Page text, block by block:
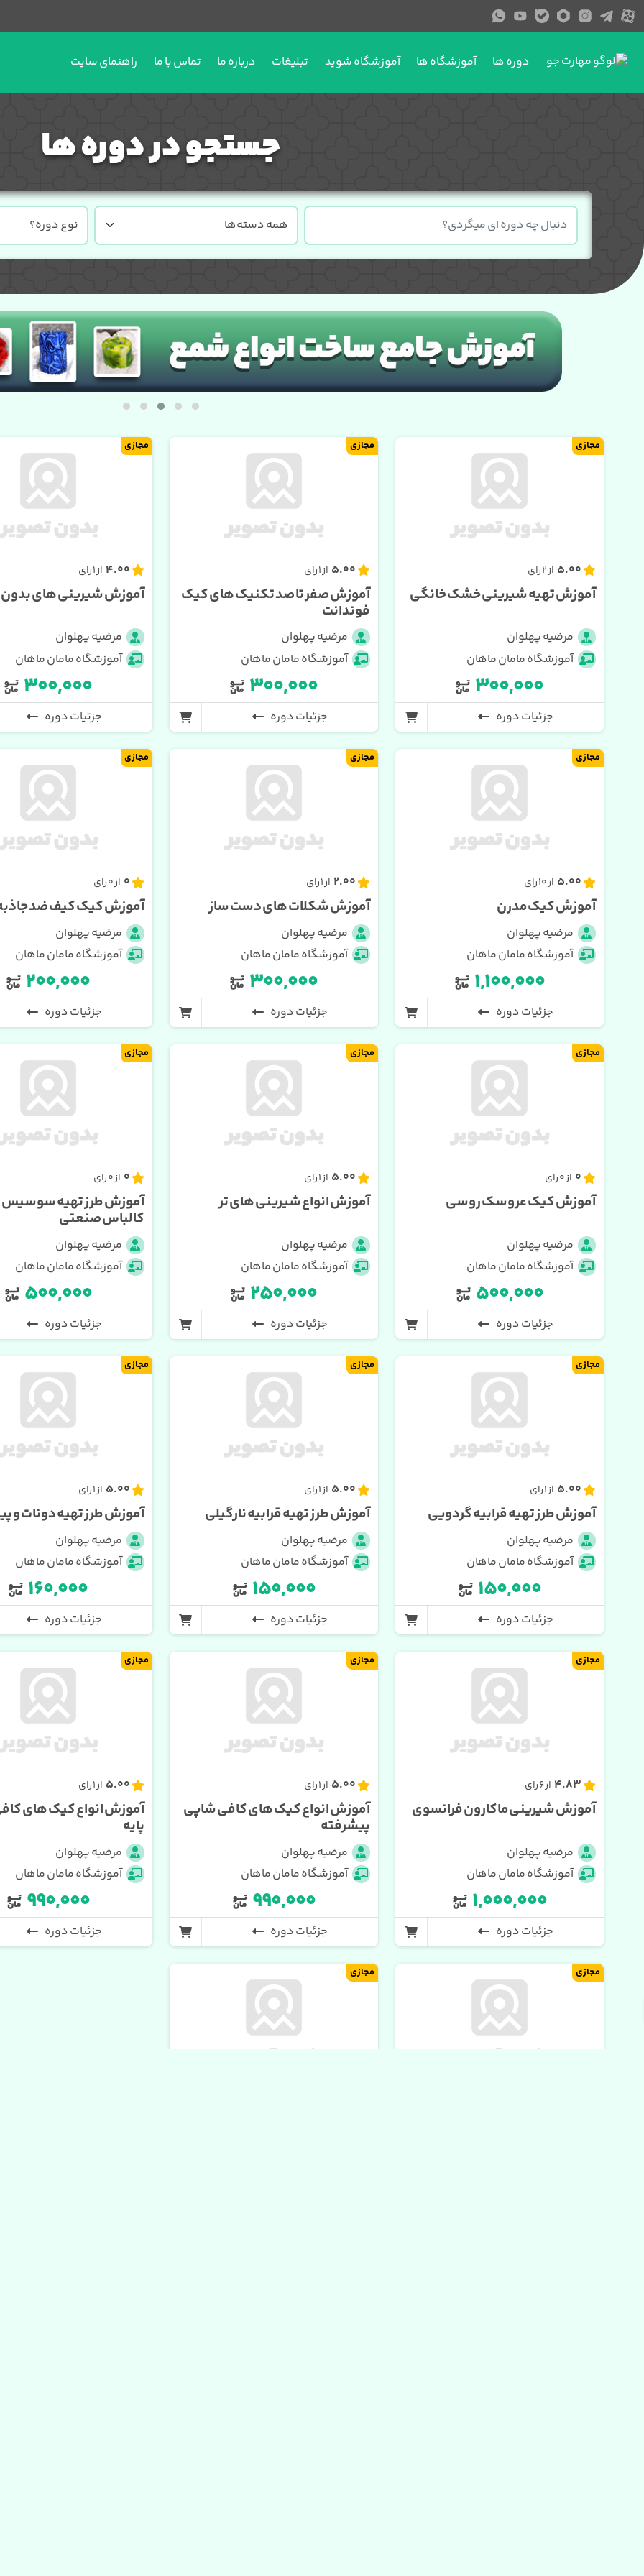
دوره ها آموزشگاه ها آموزشگاه شوید تبلیغات درباره ما تماس با ما راهنمای سایت
جستجو در دوره ها
مجازی
5.00 از 2 رای
آموزش تهیه شیرینی خشک خانگی
مرضیه پهلوان
آموزشگاه مامان ماهان
۳۰۰,۰۰۰
جزئیات دوره
مجازی
5.00 از 1 رای
آموزش صفر تا صد تکنیک های کیک
فوندانت
مرضیه پهلوان
آموزشگاه مامان ماهان
۳۰۰,۰۰۰
جزئیات دوره
مجازی
4.00 از 1 رای
آموزش شیرینی های بدون
مرضیه پهلوان
آموزشگاه مامان ماهان
۳۰۰,۰۰۰
جزئیات دوره
مجازی
5.00 از 10 رای
آموزش کیک مدرن
مرضیه پهلوان
آموزشگاه مامان ماهان
۱,۱۰۰,۰۰۰
جزئیات دوره
مجازی
2.00 از 1 رای
آموزش شکلات های دست ساز
مرضیه پهلوان
آموزشگاه مامان ماهان
۳۰۰,۰۰۰
جزئیات دوره
مجازی
0 از 0 رای
آموزش کیک کیف ضد
مرضیه پهلوان
آموزشگاه مامان ماهان
۲۰۰,۰۰۰
جزئیات دوره
مجازی
0 از 0 رای
آموزش کیک عروسک روسی
مرضیه پهلوان
آموزشگاه مامان ماهان
۵۰۰,۰۰۰
جزئیات دوره
مجازی
5.00 از 1 رای
آموزش انواع شیرینی های تر
مرضیه پهلوان
آموزشگاه مامان ماهان
۲۵۰,۰۰۰
جزئیات دوره
مجازی
0 از 0 رای
آموزش طرز تهیه سوسیس
کالباس صنعتی
مرضیه پهلوان
آموزشگاه مامان ماهان
۵۰۰,۰۰۰
جزئیات دوره
مجازی
5.00 از 1 رای
آموزش طرز تهیه قرابیه گردویی
مرضیه پهلوان
آموزشگاه مامان ماهان
۱۵۰,۰۰۰
جزئیات دوره
مجازی
5.00 از 1 رای
آموزش طرز تهیه قرابیه نارگیلی
مرضیه پهلوان
آموزشگاه مامان ماهان
۱۵۰,۰۰۰
جزئیات دوره
مجازی
5.00 از 1 رای
آموزش طرز تهیه دونات و
مرضیه پهلوان
آموزشگاه مامان ماهان
۱۶۰,۰۰۰
جزئیات دوره
مجازی
4.83 از 6 رای
آموزش شیرینی ماکارون فرانسوی
مرضیه پهلوان
آموزشگاه مامان ماهان
۱,۰۰۰,۰۰۰
جزئیات دوره
مجازی
5.00 از 1 رای
آموزش انواع کیک های کافی شاپی
پیشرفته
مرضیه پهلوان
آموزشگاه مامان ماهان
۹۹۰,۰۰۰
جزئیات دوره
مجازی
5.00 از 1 رای
آموزش انواع کیک های
پایه
مرضیه پهلوان
آموزشگاه مامان ماهان
۹۹۰,۰۰۰
جزئیات دوره
مجازی مجازی